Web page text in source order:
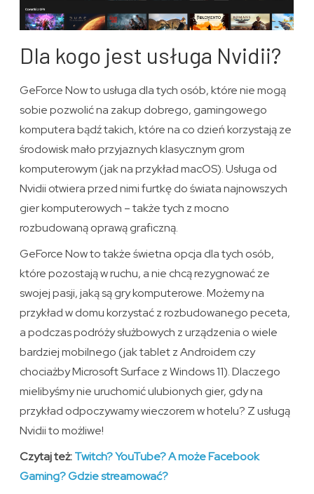
Dla kogo jest usługa Nvidii?
GeForce Now to usługa dla tych osób, które nie mogą
sobie pozwolić na zakup dobrego, gamingowego
komputera bądź takich, które na co dzień korzystają ze
środowisk mało przyjaznych klasycznym grom
komputerowym (jak na przykład macOS). Usługa od
Nvidii otwiera przed nimi furtkę do świata najnowszych
gier komputerowych – także tych z mocno
rozbudowaną oprawą graficzną.
GeForce Now to także świetna opcja dla tych osób,
które pozostają w ruchu, a nie chcą rezygnować ze
swojej pasji, jaką są gry komputerowe. Możemy na
przykład w domu korzystać z rozbudowanego peceta,
a podczas podróży służbowych z urządzenia o wiele
bardziej mobilnego (jak tablet z Androidem czy
chociażby Microsoft Surface z Windows 11). Dlaczego
mielibyśmy nie uruchomić ulubionych gier, gdy na
przykład odpoczywamy wieczorem w hotelu? Z usługą
Nvidii to możliwe!
Czytaj też:Twitch? YouTube? A może Facebook
Gaming? Gdzie streamować?